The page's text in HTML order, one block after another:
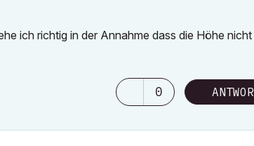
ich richtig in der Annahme dass die Höhe nicht
0